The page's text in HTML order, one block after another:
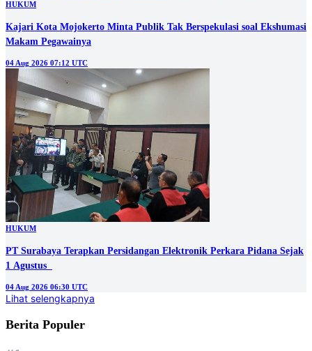
HUKUM
Kajari Kota Mojokerto Minta Publik Tak Berspekulasi soal Ekshumasi
Makam Pegawainya
04 Aug 2026 07:12 UTC
HUKUM
PT Surabaya Terapkan Persidangan Elektronik Perkara Pidana Sejak
1 Agustus
04 Aug 2026 06:30 UTC
Lihat selengkapnya
Berita Populer